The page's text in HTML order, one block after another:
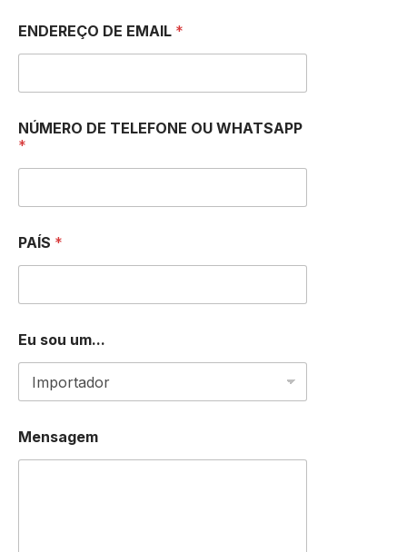
ENDEREÇO DE EMAIL *
NÚMERO DE TELEFONE OU WHATSAPP
*
PAÍS *
Eu sou um...
E
L
Mensagem